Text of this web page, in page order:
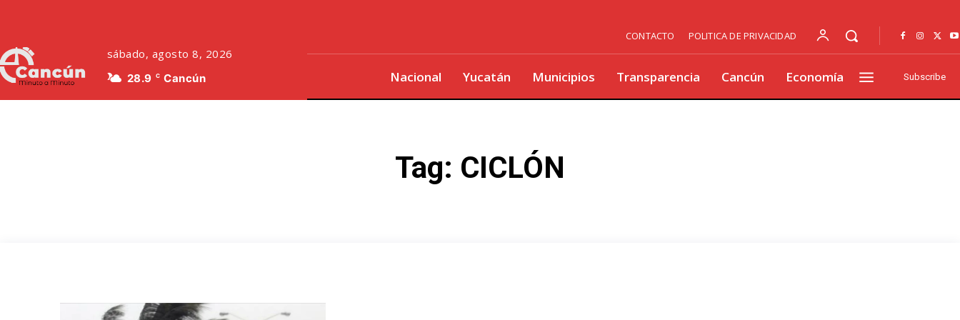
sábado, agosto 8, 2026
28.9 C Cancún
CONTACTO POLITICA DE PRIVACIDAD
Nacional Yucatán Municipios Transparencia Cancún Economía Subscribe
Tag: CICLÓN